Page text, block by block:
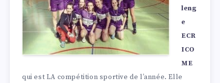
leng
e
ECR
ICO
ME
qui est LA compétition sportive de l’année. Elle